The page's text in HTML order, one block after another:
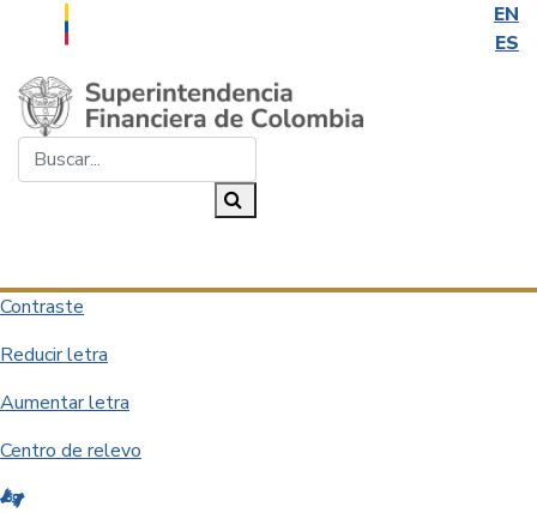
EN
ES
Saltar al contenido principal
Contraste
Reducir letra
Aumentar letra
Centro de relevo